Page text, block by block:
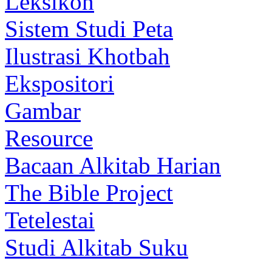
Sistem Studi Peta
Ilustrasi Khotbah
Ekspositori
Gambar
Resource
Bacaan Alkitab Harian
The Bible Project
Tetelestai
Studi Alkitab Suku